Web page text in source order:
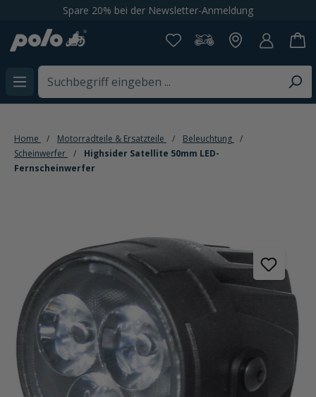
springenSpare 20% bei der Newsletter-Anmeldung
Home Motorradteile & Ersatzteile
Beleuchtung
Scheinwerfer
Highsider Satellite 50mm LED-
Fernscheinwerfer
Bildergalerie überspringen